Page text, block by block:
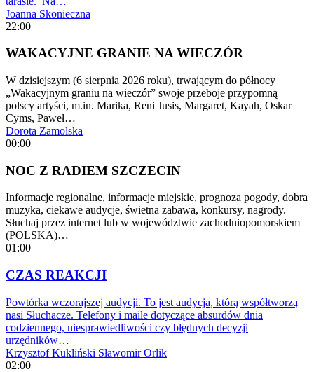
Joanna Skonieczna
22:00
WAKACYJNE GRANIE NA WIECZÓR
W dzisiejszym (6 sierpnia 2026 roku), trwającym do północy
„Wakacyjnym graniu na wieczór” swoje przeboje przypomną
polscy artyści, m.in. Marika, Reni Jusis, Margaret, Kayah, Oskar
Cyms, Paweł…
Dorota Zamolska
00:00
NOC Z RADIEM SZCZECIN
Informacje regionalne, informacje miejskie, prognoza pogody, dobra
muzyka, ciekawe audycje, świetna zabawa, konkursy, nagrody.
Słuchaj przez internet lub w województwie zachodniopomorskiem
(POLSKA)…
01:00
CZAS REAKCJI
Powtórka wczorajszej audycji. To jest audycja, którą współtworzą
nasi Słuchacze. Telefony i maile dotyczące absurdów dnia
codziennego, niesprawiedliwości czy błędnych decyzji
urzędników…
Krzysztof Kukliński Sławomir Orlik
02:00